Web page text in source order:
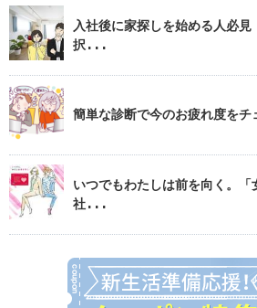
入社後に家探しを始める人必
択...
簡単な診断で今のお疲れ度をチ
いつでもわたしは前を向く。
社...